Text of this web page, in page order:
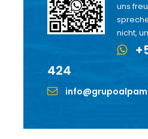
uns
nicht,
424